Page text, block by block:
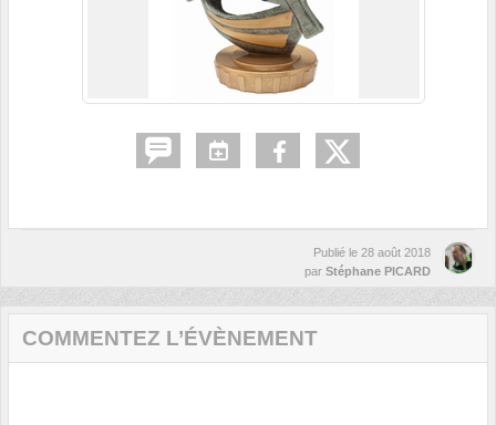
Publié le 28 août 2018
par Stéphane PICARD
COMMENTEZ L’ÉVÈNEMENT